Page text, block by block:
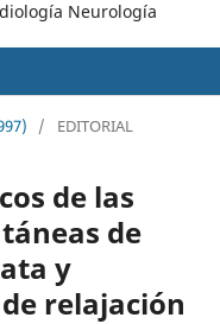
Neurología
/ EDITORIAL
de las
de
y
relajación